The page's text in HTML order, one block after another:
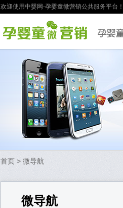
欢迎使用中婴网-孕婴童微营销公共服务平台！
首页 > 微导航
微导航